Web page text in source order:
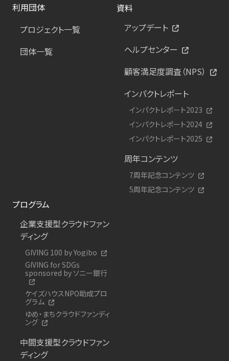
利用団体
プロジェクト一覧
団体一覧
資料
アップデート
ヘルプセンター
顧客満足度調査（NPS）
インパクトレポート
インパクトレポート2023
インパクトレポート2024
インパクトレポート2025
周年コンテンツ
7周年記念コンテンツ
5周年記念コンテンツ
プログラム
企業支援型クラウドファン
ディング
GIVING 100 by Yogibo
GIVING for SDGs
sponsored by ソニー銀行
ケイズハウスNPO助成プロ
グラム
ゆめ・まちクラウドファンディ
ング
中間支援型クラウドファン
ディング